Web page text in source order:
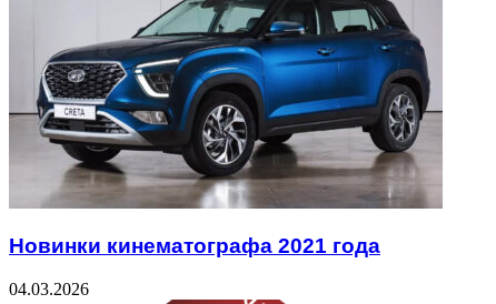
Новинки кинематографа 2021 года
04.03.2026